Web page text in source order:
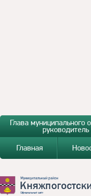
Глава муниципального
Главная